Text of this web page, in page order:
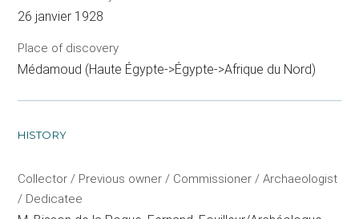
26 janvier 1928
Place of discovery
Médamoud (Haute Égypte->Égypte->Afrique du Nord)
HISTORY
Collector / Previous owner / Commissioner / Archaeologist
/ Dedicatee